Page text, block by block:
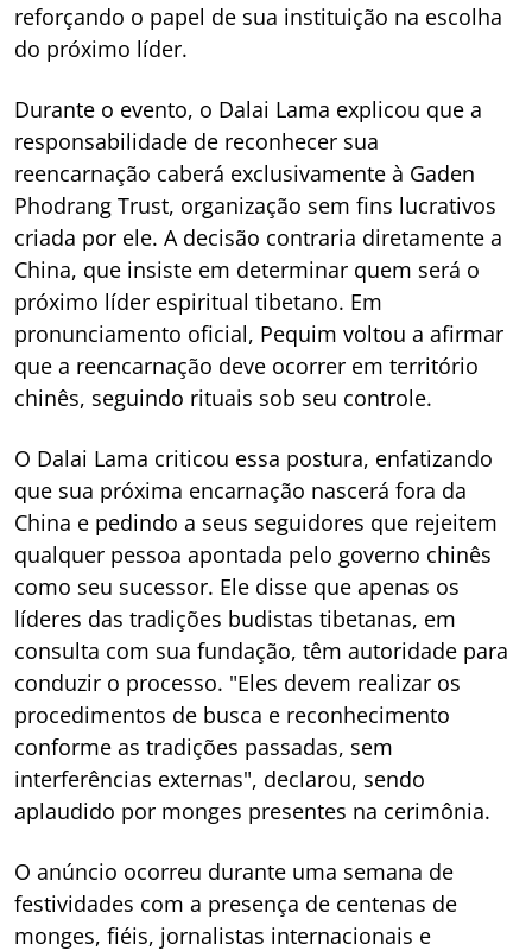
reforçando o papel de sua instituição na escolha
do próximo líder.
Durante o evento, o Dalai Lama explicou que a
responsabilidade de reconhecer sua
reencarnação caberá exclusivamente à Gaden
Phodrang Trust, organização sem fins lucrativos
criada por ele. A decisão contraria diretamente a
China, que insiste em determinar quem será o
próximo líder espiritual tibetano. Em
pronunciamento oficial, Pequim voltou a afirmar
que a reencarnação deve ocorrer em território
chinês, seguindo rituais sob seu controle.
O Dalai Lama criticou essa postura, enfatizando
que sua próxima encarnação nascerá fora da
China e pedindo a seus seguidores que rejeitem
qualquer pessoa apontada pelo governo chinês
como seu sucessor. Ele disse que apenas os
líderes das tradições budistas tibetanas, em
consulta com sua fundação, têm autoridade para
conduzir o processo. "Eles devem realizar os
procedimentos de busca e reconhecimento
conforme as tradições passadas, sem
interferências externas", declarou, sendo
aplaudido por monges presentes na cerimônia.
O anúncio ocorreu durante uma semana de
festividades com a presença de centenas de
monges, fiéis, jornalistas internacionais e